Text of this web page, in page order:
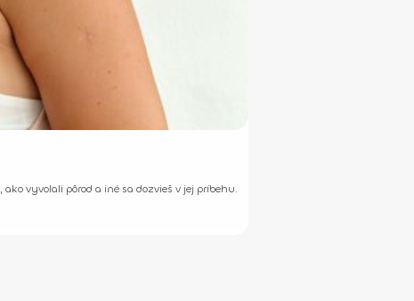
vyvolali pôrod a iné sa dozvieš v jej príbehu.